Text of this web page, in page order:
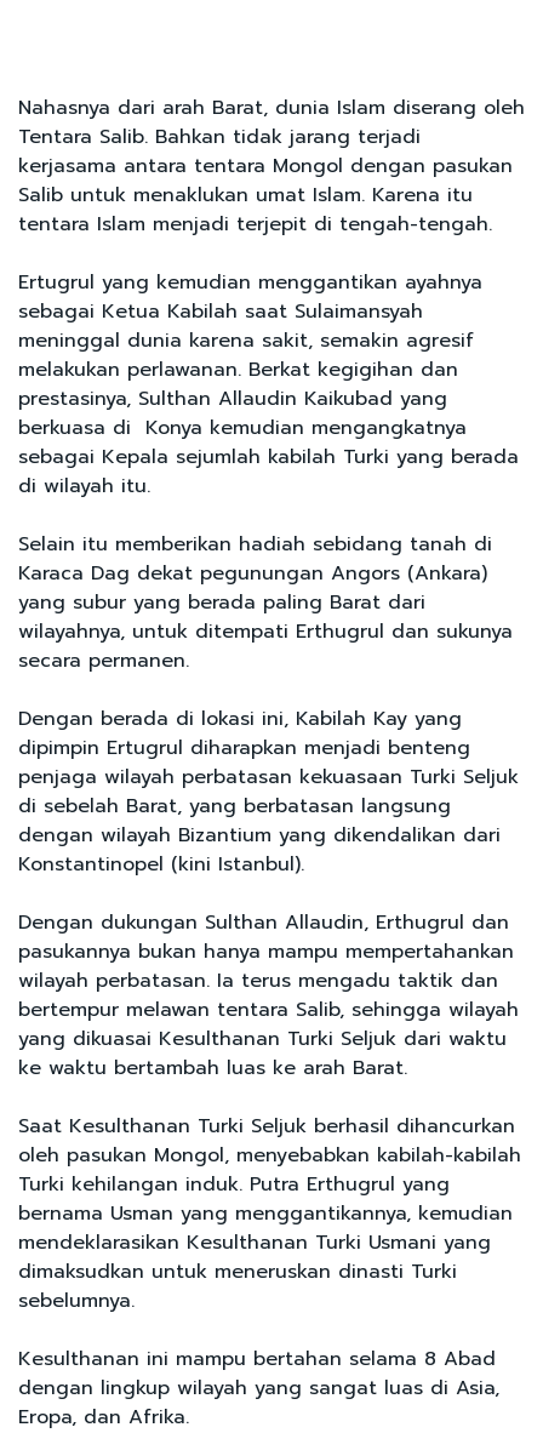
Nahasnya dari arah Barat, dunia Islam diserang oleh
Tentara Salib. Bahkan tidak jarang terjadi
kerjasama antara tentara Mongol dengan pasukan
Salib untuk menaklukan umat Islam. Karena itu
tentara Islam menjadi terjepit di tengah-tengah.
Ertugrul yang kemudian menggantikan ayahnya
sebagai Ketua Kabilah saat Sulaimansyah
meninggal dunia karena sakit, semakin agresif
melakukan perlawanan. Berkat kegigihan dan
prestasinya, Sulthan Allaudin Kaikubad yang
berkuasa di Konya kemudian mengangkatnya
sebagai Kepala sejumlah kabilah Turki yang berada
di wilayah itu.
Selain itu memberikan hadiah sebidang tanah di
Karaca Dag dekat pegunungan Angors (Ankara)
yang subur yang berada paling Barat dari
wilayahnya, untuk ditempati Erthugrul dan sukunya
secara permanen.
Dengan berada di lokasi ini, Kabilah Kay yang
dipimpin Ertugrul diharapkan menjadi benteng
penjaga wilayah perbatasan kekuasaan Turki Seljuk
di sebelah Barat, yang berbatasan langsung
dengan wilayah Bizantium yang dikendalikan dari
Konstantinopel (kini Istanbul).
Dengan dukungan Sulthan Allaudin, Erthugrul dan
pasukannya bukan hanya mampu mempertahankan
wilayah perbatasan. Ia terus mengadu taktik dan
bertempur melawan tentara Salib, sehingga wilayah
yang dikuasai Kesulthanan Turki Seljuk dari waktu
ke waktu bertambah luas ke arah Barat.
Saat Kesulthanan Turki Seljuk berhasil dihancurkan
oleh pasukan Mongol, menyebabkan kabilah-kabilah
Turki kehilangan induk. Putra Erthugrul yang
bernama Usman yang menggantikannya, kemudian
mendeklarasikan Kesulthanan Turki Usmani yang
dimaksudkan untuk meneruskan dinasti Turki
sebelumnya.
Kesulthanan ini mampu bertahan selama 8 Abad
dengan lingkup wilayah yang sangat luas di Asia,
Eropa, dan Afrika.